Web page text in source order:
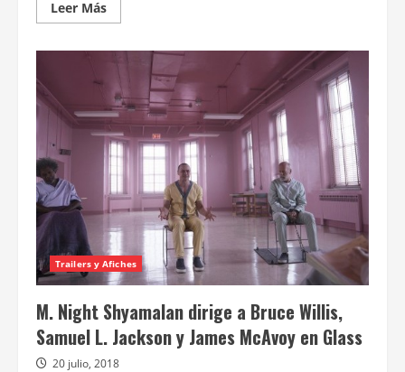
Leer MásLeer
más
Trailers y Afiches
M. Night Shyamalan dirige a Bruce Willis,
Samuel L. Jackson y James McAvoy en Glass
20 julio, 2018